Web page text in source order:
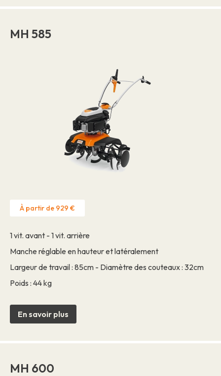
MH 585
À partir de 929 €
1 vit. avant - 1 vit. arrière
Manche réglable en hauteur et latéralement
Largeur de travail : 85cm - Diamètre des couteaux : 32cm
Poids : 44 kg
En savoir plus
MH 600